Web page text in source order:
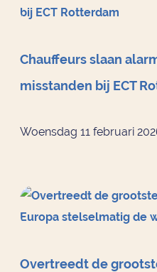
Chauffeurs slaan
misstanden bij ECT
Woensdag 11 februari
Overtreedt de